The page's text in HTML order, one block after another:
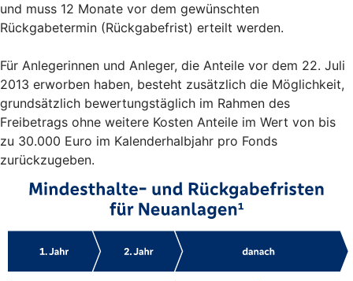
und muss 12 Monate vor dem gewünschten
Rückgabetermin (Rückgabefrist) erteilt werden.
Für Anlegerinnen und Anleger, die Anteile vor dem 22. Juli
2013 erworben haben, besteht zusätzlich die Möglichkeit,
grundsätzlich bewertungstäglich im Rahmen des
Freibetrags ohne weitere Kosten Anteile im Wert von bis
zu 30.000 Euro im Kalenderhalbjahr pro Fonds
zurückzugeben.